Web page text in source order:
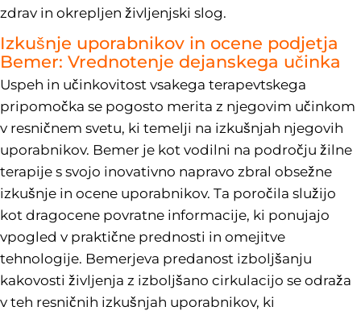
zdrav in okrepljen življenjski slog.
Izkušnje uporabnikov in ocene podjetja
Bemer: Vrednotenje dejanskega učinka
Uspeh in učinkovitost vsakega terapevtskega
pripomočka se pogosto merita z njegovim učinkom
v resničnem svetu, ki temelji na izkušnjah njegovih
uporabnikov. Bemer je kot vodilni na področju žilne
terapije s svojo inovativno napravo zbral obsežne
izkušnje in ocene uporabnikov. Ta poročila služijo
kot dragocene povratne informacije, ki ponujajo
vpogled v praktične prednosti in omejitve
tehnologije. Bemerjeva predanost izboljšanju
kakovosti življenja z izboljšano cirkulacijo se odraža
v teh resničnih izkušnjah uporabnikov, ki